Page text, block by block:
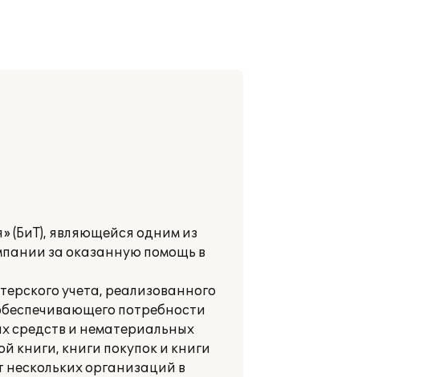
(БиТ), являющейся одним из
за оказанную помощь в
учета, реализованного
потребности
средств и нематериальных
книги, книги покупок и книги
организаций в